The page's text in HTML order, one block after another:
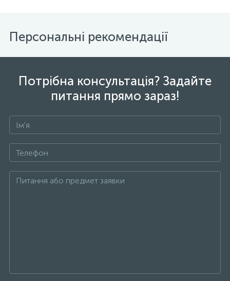
Персональні рекомендації
Потрібна консультація? Задайте
питання прямо зараз!